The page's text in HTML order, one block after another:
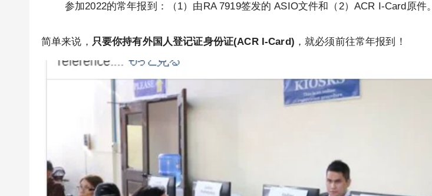
参加2022的常年报到：（1）由RA 7919签发的 ASIO文件和（2）ACR I-Card原件。
简单来说， 只要你持有外国人登记证身份证(ACR I-Card) ，就必须前往常年报到！